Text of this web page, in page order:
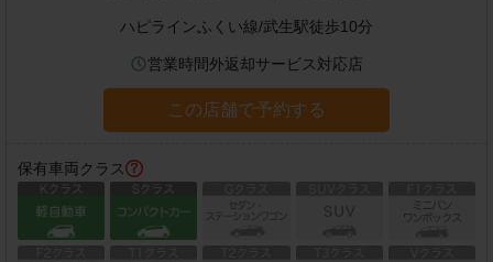
ハピラインふくい線/武生駅徒歩10分
営業時間外返却サービス対応店
この店舗で予約する
保有車両クラス